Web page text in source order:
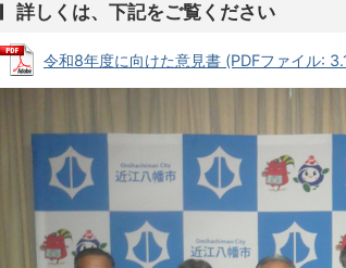
詳しくは、下記をご覧ください
令和8年度に向けた意見書 (PDFファイル: